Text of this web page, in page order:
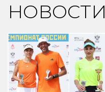
НОВОСТИ